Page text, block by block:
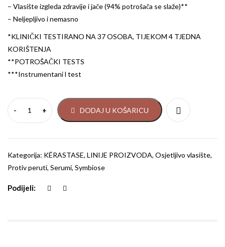
– Vlasište izgleda zdravije i jače (94% potrošača se slaže)**
– Neljepljivo i nemasno
*KLINIČKI TESTIRANO NA 37 OSOBA, TIJEKOM 4 TJEDNA
KORIŠTENJA
**POTROŠAČKI TESTS
***Instrumentani l test
DODAJ U KOŠARICU
Kategorija: KÉRASTASE, LINIJE PROIZVODA, Osjetljivo vlasište,
Protiv peruti, Serumi, Symbiose
Podijeli: